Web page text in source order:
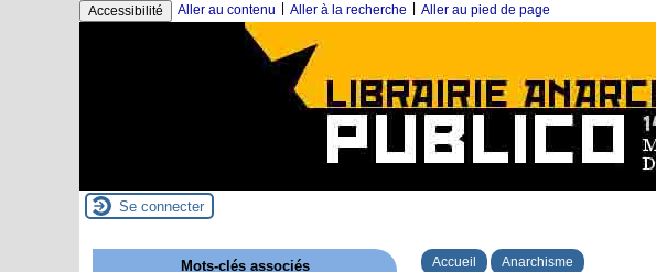
Accessibilité Aller au contenu Aller à la recherche Aller au pied de page
Se connecter
Accueil Anarchisme
Mots-clés associés